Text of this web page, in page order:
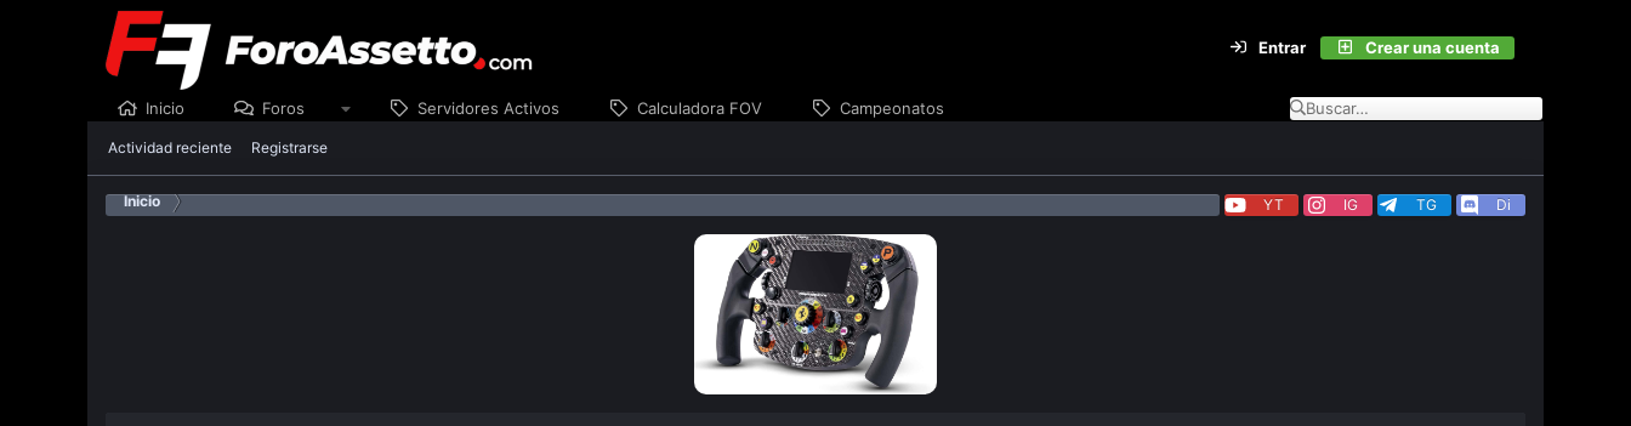
Entrar Crear una cuenta
Inicio Foros Servidores Activos Calculadora FOV Campeonatos
Actividad reciente Registrarse
Inicio YT IG TG Di